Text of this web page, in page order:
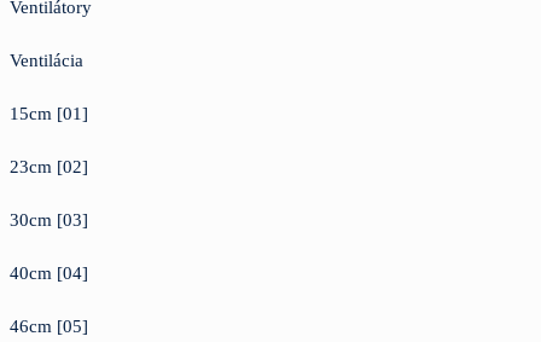
Ventilátory
Ventilácia
15cm [01]
23cm [02]
30cm [03]
40cm [04]
46cm [05]